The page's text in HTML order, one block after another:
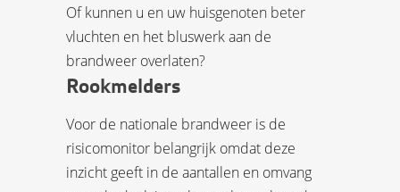
Of kunnen u en uw huisgenoten beter
vluchten en het bluswerk aan de
brandweer overlaten?
Rookmelders
Voor de nationale brandweer is de
risicomonitor belangrijk omdat deze
inzicht geeft in de aantallen en omvang